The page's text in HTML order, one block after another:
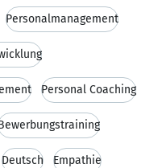
Personalmanagement
Personal Coaching
Deutsch Empathie